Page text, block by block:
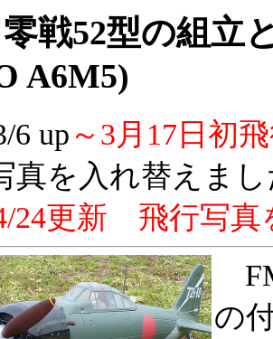
戦52型の組立
A6M5)
6 up ～3月17日初
真を入れ替えま
24更新 飛行写
の